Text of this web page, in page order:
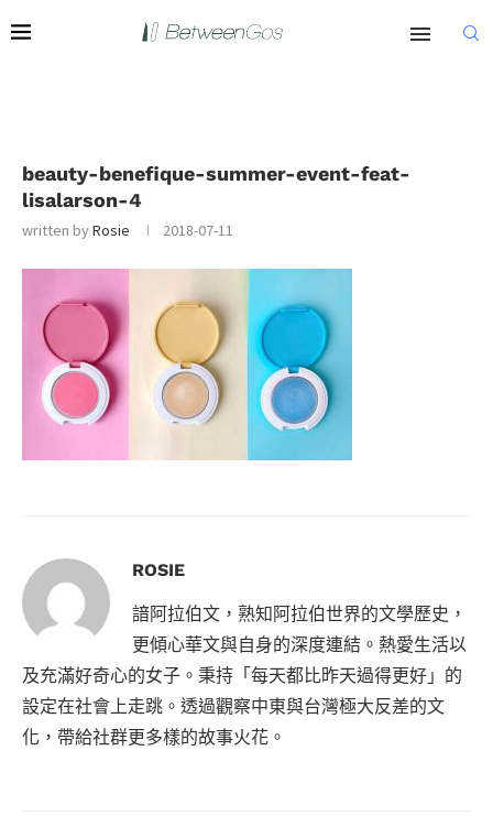
beauty-benefique-summer-event-feat-
lisalarson-4
written byRosie 2018-07-11
ROSIE
諳阿拉伯文，熟知阿拉伯世界的文學歷史，
更傾心華文與自身的深度連結。熱愛生活以
及充滿好奇心的女子。秉持「每天都比昨天過得更好」的
設定在社會上走跳。透過觀察中東與台灣極大反差的文
化，帶給社群更多樣的故事火花。